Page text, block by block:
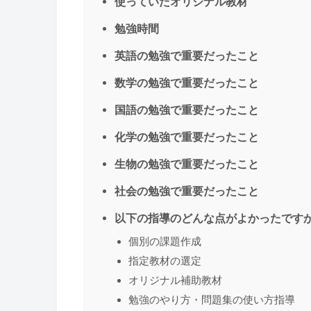
勉強時間
英語の勉強で重要だったこと
数学の勉強で重要だったこと
国語の勉強で重要だったこと
化学の勉強で重要だったこと
生物の勉強で重要だったこと
社会の勉強で重要だったこと
以下の指導のどんな点がよかったです
個別の課題作成
指定教材の選定
オリジナル補助教材
勉強のやり方・問題集の使い方指導